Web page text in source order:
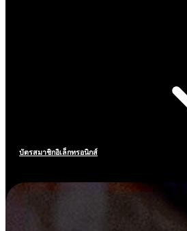
บัตรสมาชิกอิเล็กทรอนิกส์